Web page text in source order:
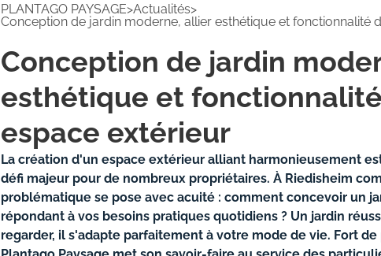
PLANTAGO PAYSAGE>Actualités>
Conception de jardin moderne, allier esthétique et fonctionnalité
Conception de jardin
esthétique et
espace extérieur
La création d'un espace extérieur alliant harmonieusement
défi majeur pour de nombreux propriétaires. À Riedisheim
problématique se pose avec acuité : comment concevoir un
répondant à vos besoins pratiques quotidiens ? Un jardin
regarder, il s'adapte parfaitement à votre mode de vie. Fort